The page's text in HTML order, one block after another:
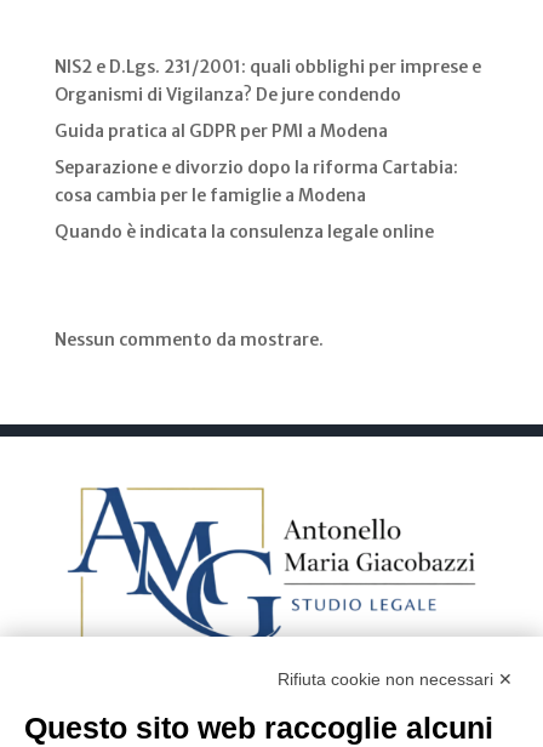
NIS2 e D.Lgs. 231/2001: quali obblighi per imprese e
Organismi di Vigilanza? De jure condendo
Guida pratica al GDPR per PMI a Modena
Separazione e divorzio dopo la riforma Cartabia:
cosa cambia per le famiglie a Modena
Quando è indicata la consulenza legale online
Nessun commento da mostrare.
Rifiuta cookie non necessari ✕
Questo sito web raccoglie alcuni